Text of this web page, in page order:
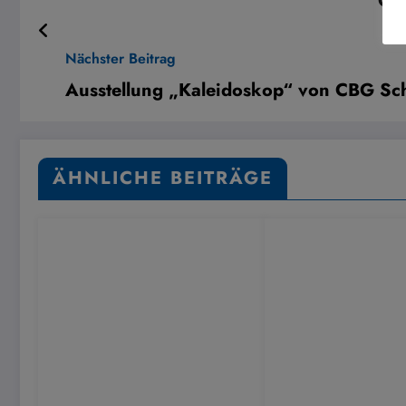
Nächster Beitrag
Ausstellung „Kaleidoskop“ von CBG
ÄHNLICHE BEITRÄGE